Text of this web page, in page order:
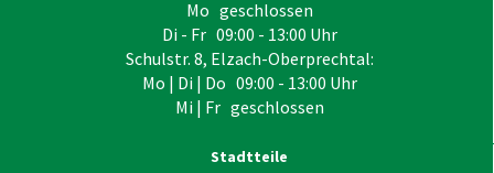
Mo geschlossen
Di - Fr 09:00 - 13:00 Uhr
Schulstr. 8, Elzach-Oberprechtal:
Mo | Di | Do 09:00 - 13:00 Uhr
Mi | Fr geschlossen
Stadtteile